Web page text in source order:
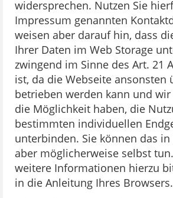
widersprechen. Nutzen Sie
Impressum genannten
weisen aber darauf hin, dass
Ihrer Daten im Web Storage
zwingend im Sinne des Art. 21
ist, da die Webseite ansonsten
betrieben werden kann und
die Möglichkeit haben, die
bestimmten individuellen
unterbinden. Sie können das
aber möglicherweise selbst
weitere Informationen hierzu
in die Anleitung Ihres Browsers.